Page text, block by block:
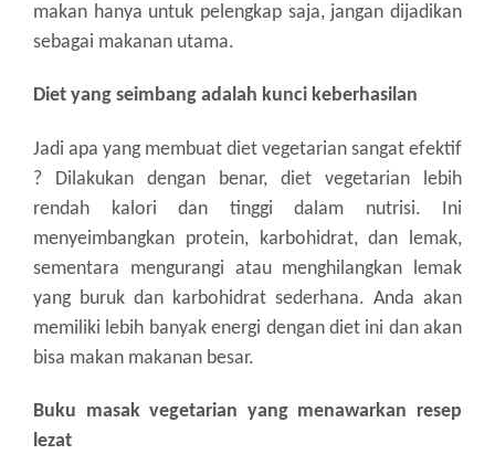
makan hanya untuk pelengkap saja, jangan dijadikan
sebagai makanan utama.
Diet yang seimbang adalah kunci keberhasilan
Jadi apa yang membuat diet vegetarian sangat efektif
? Dilakukan dengan benar, diet vegetarian lebih
rendah kalori dan tinggi dalam nutrisi. Ini
menyeimbangkan protein, karbohidrat, dan lemak,
sementara mengurangi atau menghilangkan lemak
yang buruk dan karbohidrat sederhana. Anda akan
memiliki lebih banyak energi dengan diet ini dan akan
bisa makan makanan besar.
Buku masak vegetarian yang menawarkan resep
lezat